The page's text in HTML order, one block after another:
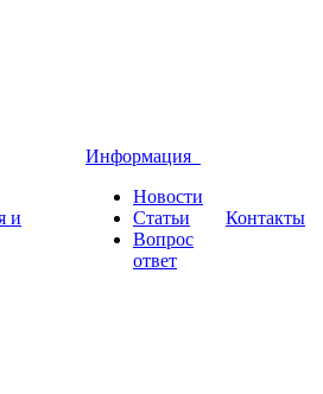
и
Информация
Новости
Статьи
Вопрос
ответ
Контакты